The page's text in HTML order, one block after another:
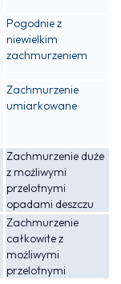
Pogodnie z
niewielkim
zachmurzeniem
Zachmurzenie
umiarkowane
Zachmurzenie duże
z możliwymi
przelotnymi
opadami deszczu
Zachmurzenie
całkowite z
możliwymi
przelotnymi